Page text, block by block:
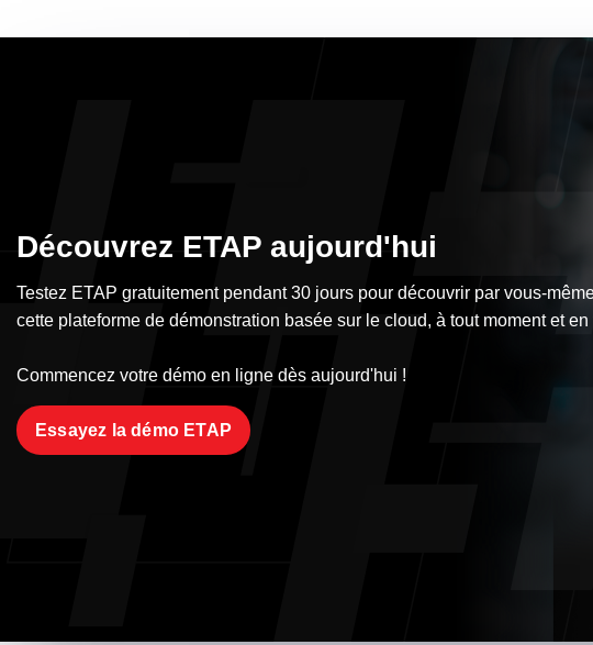
Découvrez ETAP aujourd'hui
Testez ETAP gratuitement pendant 30 jours pour découvrir par vous-
cette plateforme de démonstration basée sur le cloud, à tout moment et en
Commencez votre démo en ligne dès aujourd'hui !
Essayez la démo ETAP